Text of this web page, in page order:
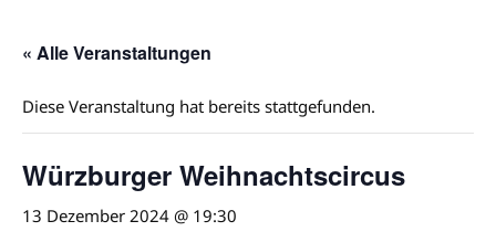
« Alle Veranstaltungen
Diese Veranstaltung hat bereits stattgefunden.
Würzburger Weihnachtscircus
13 Dezember 2024 @ 19:30